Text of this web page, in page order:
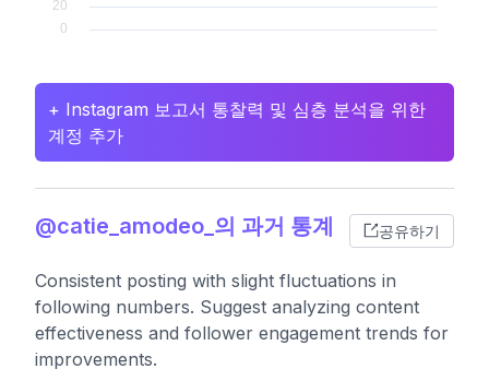
+ Instagram 보고서 통찰력 및 심층 분석을 위한
계정 추가
@catie_amodeo_의 과거 통계 공유하기
Consistent posting with slight fluctuations in
following numbers. Suggest analyzing content
effectiveness and follower engagement trends for
improvements.